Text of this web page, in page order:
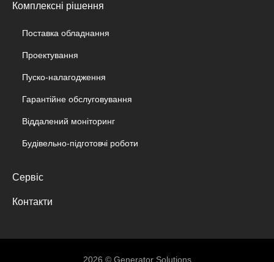
Комплексні рішення
Поставка обладнання
Проектування
Пуско-налагодження
Гарантійне обслуговування
Віддалений моніторинг
Будівельно-підготовчі роботи
Сервіс
Контакти
2026 © Generator Solutions